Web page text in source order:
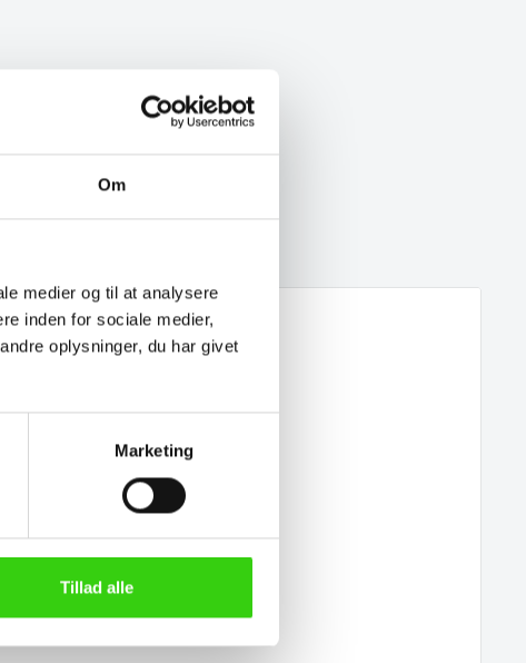
Om
medier og til at analysere
inden for sociale medier,
oplysninger, du har givet
Marketing
Tillad alle